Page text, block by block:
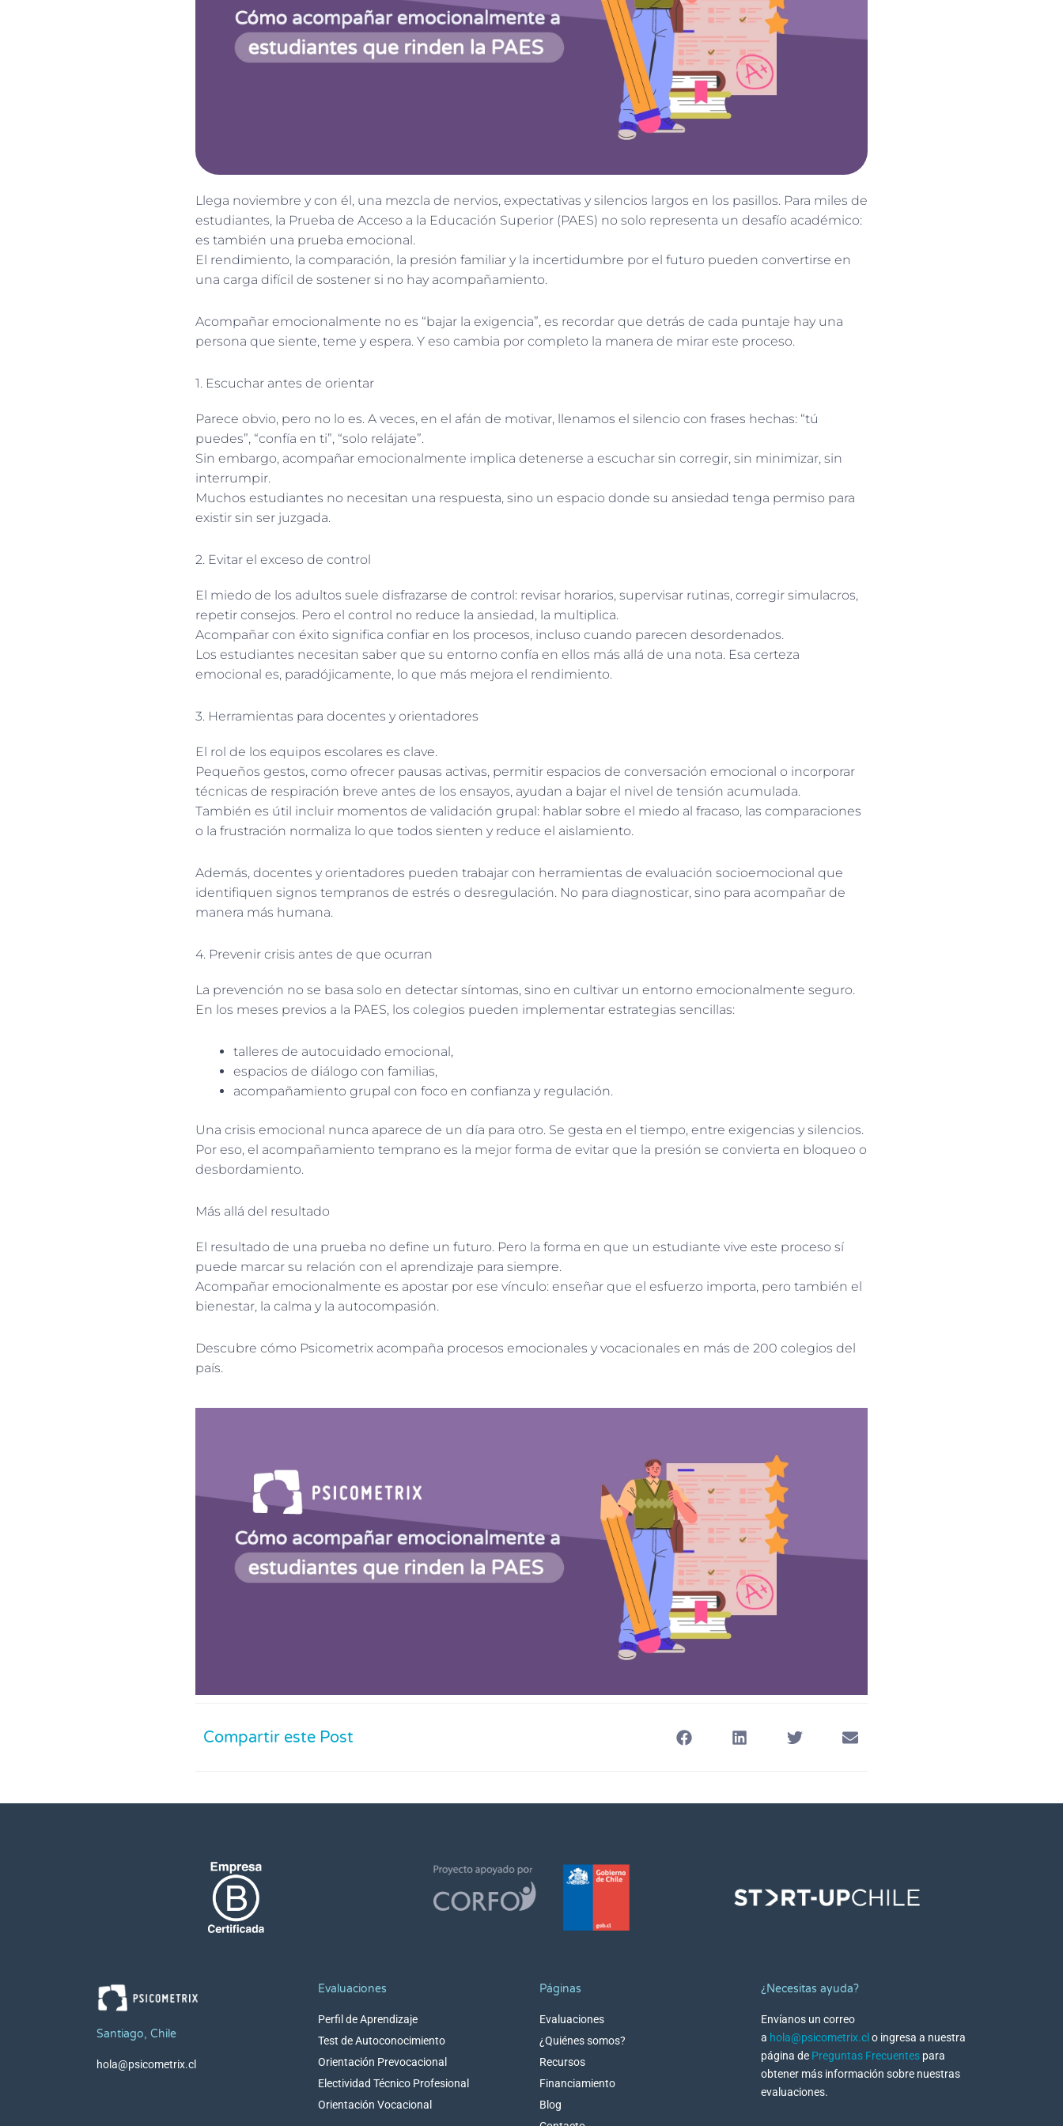
Llega noviembre y con él, una mezcla de nervios, expectativas y silencios largos en los pasillos. Para miles de
estudiantes, la Prueba de Acceso a la Educación Superior (PAES) no solo representa un desafío académico:
es también una prueba emocional.
El rendimiento, la comparación, la presión familiar y la incertidumbre por el futuro pueden convertirse en
una carga difícil de sostener si no hay acompañamiento.
Acompañar emocionalmente no es “bajar la exigencia”, es recordar que detrás de cada puntaje hay una
persona que siente, teme y espera. Y eso cambia por completo la manera de mirar este proceso.
1. Escuchar antes de orientar
Parece obvio, pero no lo es. A veces, en el afán de motivar, llenamos el silencio con frases hechas: “tú
puedes”, “confía en ti”, “solo relájate”.
Sin embargo, acompañar emocionalmente implica detenerse a escuchar sin corregir, sin minimizar, sin
interrumpir.
Muchos estudiantes no necesitan una respuesta, sino un espacio donde su ansiedad tenga permiso para
existir sin ser juzgada.
2. Evitar el exceso de control
El miedo de los adultos suele disfrazarse de control: revisar horarios, supervisar rutinas, corregir simulacros,
repetir consejos. Pero el control no reduce la ansiedad, la multiplica.
Acompañar con éxito significa confiar en los procesos, incluso cuando parecen desordenados.
Los estudiantes necesitan saber que su entorno confía en ellos más allá de una nota. Esa certeza
emocional es, paradójicamente, lo que más mejora el rendimiento.
3. Herramientas para docentes y orientadores
El rol de los equipos escolares es clave.
Pequeños gestos, como ofrecer pausas activas, permitir espacios de conversación emocional o incorporar
técnicas de respiración breve antes de los ensayos, ayudan a bajar el nivel de tensión acumulada.
También es útil incluir momentos de validación grupal: hablar sobre el miedo al fracaso, las comparaciones
o la frustración normaliza lo que todos sienten y reduce el aislamiento.
Además, docentes y orientadores pueden trabajar con herramientas de evaluación socioemocional que
identifiquen signos tempranos de estrés o desregulación. No para diagnosticar, sino para acompañar de
manera más humana.
4. Prevenir crisis antes de que ocurran
La prevención no se basa solo en detectar síntomas, sino en cultivar un entorno emocionalmente seguro.
En los meses previos a la PAES, los colegios pueden implementar estrategias sencillas:
talleres de autocuidado emocional,
espacios de diálogo con familias,
acompañamiento grupal con foco en confianza y regulación.
Una crisis emocional nunca aparece de un día para otro. Se gesta en el tiempo, entre exigencias y silencios.
Por eso, el acompañamiento temprano es la mejor forma de evitar que la presión se convierta en bloqueo o
desbordamiento.
Más allá del resultado
El resultado de una prueba no define un futuro. Pero la forma en que un estudiante vive este proceso sí
puede marcar su relación con el aprendizaje para siempre.
Acompañar emocionalmente es apostar por ese vínculo: enseñar que el esfuerzo importa, pero también el
bienestar, la calma y la autocompasión.
Descubre cómo Psicometrix acompaña procesos emocionales y vocacionales en más de 200 colegios del
país.
Compartir este Post
Santiago, Chile
hola@psicometrix.cl
Evaluaciones
Perfil de Aprendizaje
Test de Autoconocimiento
Orientación Prevocacional
Electividad Técnico Profesional
Orientación Vocacional
Páginas
Evaluaciones
¿Quiénes somos?
Recursos
Financiamiento
Blog
¿Necesitas ayuda?
Envíanos un correo
a hola@psicometrix.clo ingresa a nuestra
página de Preguntas Frecuentes para
obtener más información sobre nuestras
evaluaciones.